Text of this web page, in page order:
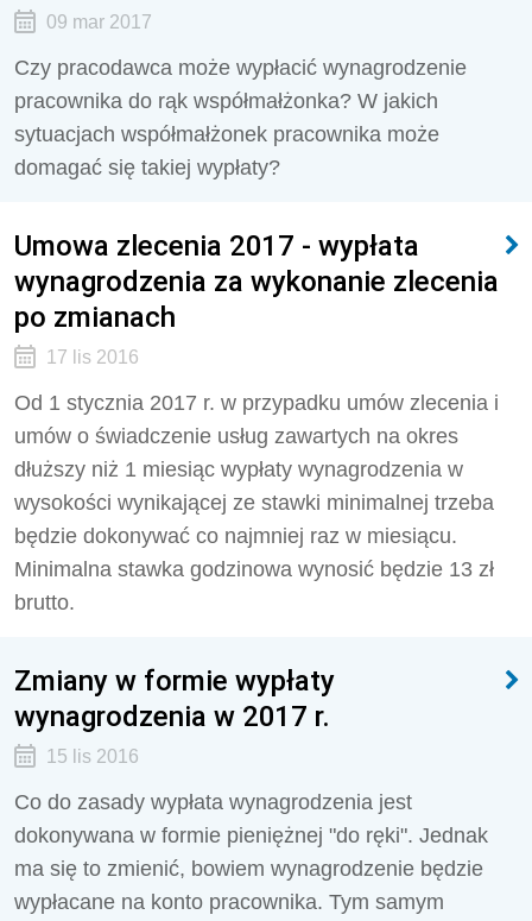
09 mar 2017
Czy pracodawca może wypłacić wynagrodzenie
pracownika do rąk współmałżonka? W jakich
sytuacjach współmałżonek pracownika może
domagać się takiej wypłaty?
Umowa zlecenia 2017 - wypłata
wynagrodzenia za wykonanie zlecenia
po zmianach
17 lis 2016
Od 1 stycznia 2017 r. w przypadku umów zlecenia i
umów o świadczenie usług zawartych na okres
dłuższy niż 1 miesiąc wypłaty wynagrodzenia w
wysokości wynikającej ze stawki minimalnej trzeba
będzie dokonywać co najmniej raz w miesiącu.
Minimalna stawka godzinowa wynosić będzie 13 zł
brutto.
Zmiany w formie wypłaty
wynagrodzenia w 2017 r.
15 lis 2016
Co do zasady wypłata wynagrodzenia jest
dokonywana w formie pieniężnej "do ręki". Jednak
ma się to zmienić, bowiem wynagrodzenie będzie
wypłacane na konto pracownika. Tym samym